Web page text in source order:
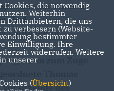
Thomas
sind
Löffingen in
zum Zuge
Thomas
des
Cookies, die notwendig
Weiterhin
Drittanbietern, die uns
verbessern (Website-
bestimmter
Einwilligung. Ihre
widerrufen. Weitere
unserer
(Übersicht)